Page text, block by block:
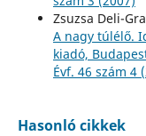
Zsuzsa Deli-
A nagy túlélő.
kiadó,
Évf. 46 szám 4
Hasonló cikkek